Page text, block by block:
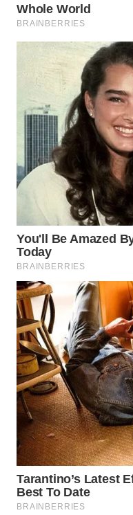
KEPULAUAN
SERIBU
WN
TANGERANG
WN
BINJAI
WN
CIREBON
WN
INDRAMAYU
WN
KUNINGAN
WN
MAJALENGKA
WN
SUBANG
WN
SUKABUMI
WN
PURWAKARTA